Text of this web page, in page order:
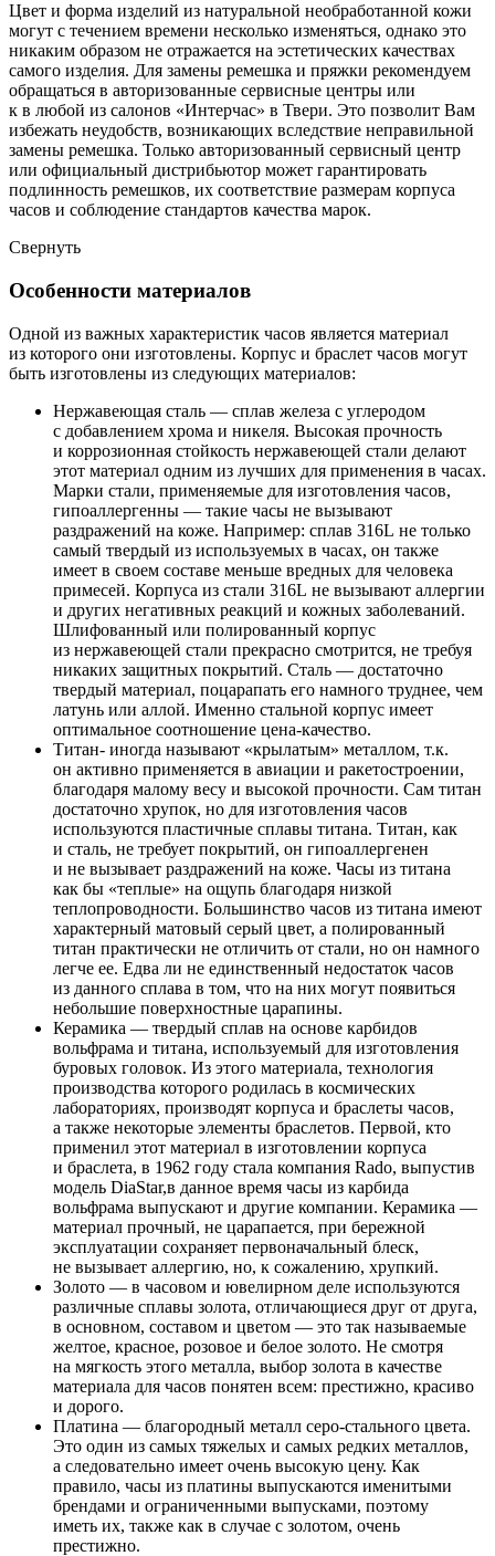
Цвет и форма изделий из натуральной необработанной кожи
могут с течением времени несколько изменяться, однако это
никаким образом не отражается на эстетических качествах
самого изделия. Для замены ремешка и пряжки рекомендуем
обращаться в авторизованные сервисные центры или
к в любой из салонов «Интерчас» в Твери. Это позволит Вам
избежать неудобств, возникающих вследствие неправильной
замены ремешка. Только авторизованный сервисный центр
или официальный дистрибьютор может гарантировать
подлинность ремешков, их соответствие размерам корпуса
часов и соблюдение стандартов качества марок.
Свернуть
Особенности материалов
Одной из важных характеристик часов является материал
из которого они изготовлены. Корпус и браслет часов могут
быть изготовлены из следующих материалов:
Нержавеющая сталь — сплав железа с углеродом
с добавлением хрома и никеля. Высокая прочность
и коррозионная стойкость нержавеющей стали делают
этот материал одним из лучших для применения в часах.
Марки стали, применяемые для изготовления часов,
гипоаллергенны — такие часы не вызывают
раздражений на коже. Например: сплав 316L не только
самый твердый из используемых в часах, он также
имеет в своем составе меньше вредных для человека
примесей. Корпуса из стали 316L не вызывают аллергии
и других негативных реакций и кожных заболеваний.
Шлифованный или полированный корпус
из нержавеющей стали прекрасно смотрится, не требуя
никаких защитных покрытий. Сталь — достаточно
твердый материал, поцарапать его намного труднее, чем
латунь или аллой. Именно стальной корпус имеет
оптимальное соотношение цена-качество.
Титан- иногда называют «крылатым» металлом, т.к.
он активно применяется в авиации и ракетостроении,
благодаря малому весу и высокой прочности. Сам титан
достаточно хрупок, но для изготовления часов
используются пластичные сплавы титана. Титан, как
и сталь, не требует покрытий, он гипоаллергенен
и не вызывает раздражений на коже. Часы из титана
как бы «теплые» на ощупь благодаря низкой
теплопроводности. Большинство часов из титана имеют
характерный матовый серый цвет, а полированный
титан практически не отличить от стали, но он намного
легче ее. Едва ли не единственный недостаток часов
из данного сплава в том, что на них могут появиться
небольшие поверхностные царапины.
Керамика — твердый сплав на основе карбидов
вольфрама и титана, используемый для изготовления
буровых головок. Из этого материала, технология
производства которого родилась в космических
лабораториях, производят корпуса и браслеты часов,
а также некоторые элементы браслетов. Первой, кто
применил этот материал в изготовлении корпуса
и браслета, в 1962 году стала компания Rado, выпустив
модель DiaStar,в данное время часы из карбида
вольфрама выпускают и другие компании. Керамика —
материал прочный, не царапается, при бережной
эксплуатации сохраняет первоначальный блеск,
не вызывает аллергию, но, к сожалению, хрупкий.
Золото — в часовом и ювелирном деле используются
различные сплавы золота, отличающиеся друг от друга,
в основном, составом и цветом — это так называемые
желтое, красное, розовое и белое золото. Не смотря
на мягкость этого металла, выбор золота в качестве
материала для часов понятен всем: престижно, красиво
и дорого.
Платина — благородный металл серо-стального цвета.
Это один из самых тяжелых и самых редких металлов,
а следовательно имеет очень высокую цену. Как
правило, часы из платины выпускаются именитыми
брендами и ограниченными выпусками, поэтому
иметь их, также как в случае с золотом, очень
престижно.